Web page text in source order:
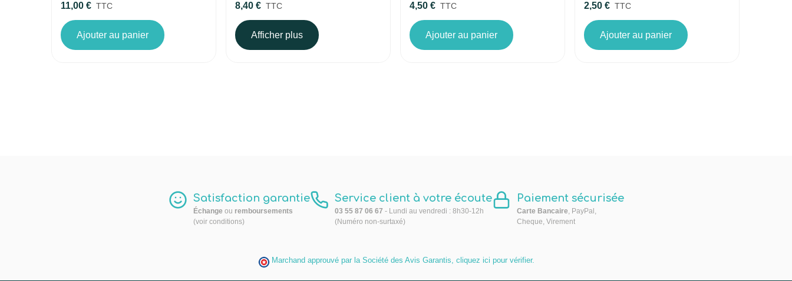
11,00 € TTC
Ajouter au panier
8,40 € TTC
Afficher plus
4,50 € TTC
Ajouter au panier
2,50 € TTC
Ajouter au panier
Satisfaction garantie
Échange ou remboursements
(voir conditions)
Service client à votre écoute
03 55 87 06 67 - Lundi au vendredi : 8h30-12h
(Numéro non-surtaxé)
Paiement sécurisée
Carte Bancaire, PayPal,
Cheque, Virement
Marchand approuvé par la Société des Avis Garantis, cliquez ici pour vérifier.